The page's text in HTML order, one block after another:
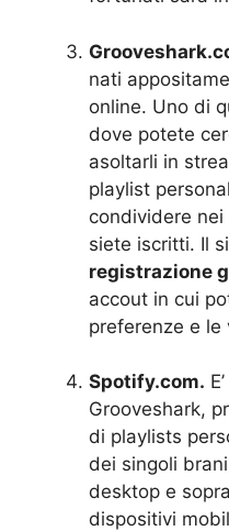
nati
online. Uno di
dove potete
asoltarli in
playlist
condividere
siete iscritti. Il
registrazione
accout in cui
preferenze e le
Spotify.com.
Grooveshark,
di playlists
dei singoli
desktop e
dispositivi